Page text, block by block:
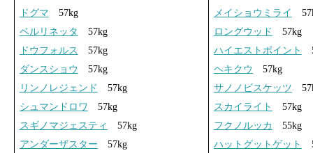
ドグマ 57kg
ベルリネッタ
57kg
ドウフォルス
57kg
ダンスショウ
57kg
リンノレジェンド
57kg
シュマンドロワ
57kg
スギノマジェスティ
57kg
アンダーザスター 57kg
メイショウミライ
ロングウッド
57kg
ハイエストポイント
ヘキクウ
57kg
サノノビスケッツ
スカイライト
57kg
フクノルッカ
55kg
ハットグットゲット